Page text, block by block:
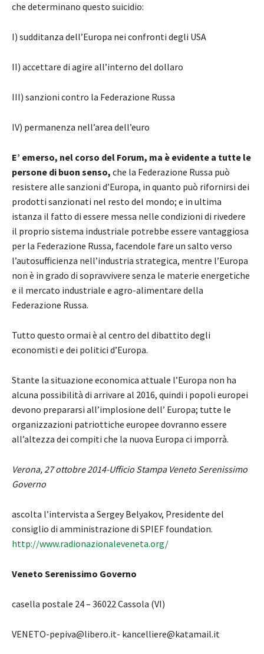
che determinano questo suicidio:
I) sudditanza dell’Europa nei confronti degli USA
II) accettare di agire all’interno del dollaro
III) sanzioni contro la Federazione Russa
IV) permanenza nell’area dell’euro
E’ emerso, nel corso del Forum, ma è evidente a tutte le
persone di buon senso, che la Federazione Russa può
resistere alle sanzioni d’Europa, in quanto può rifornirsi dei
prodotti sanzionati nel resto del mondo; e in ultima
istanza il fatto di essere messa nelle condizioni di rivedere
il proprio sistema industriale potrebbe essere vantaggiosa
per la Federazione Russa, facendole fare un salto verso
l’autosufficienza nell’industria strategica, mentre l’Europa
non è in grado di sopravvivere senza le materie energetiche
e il mercato industriale e agro-alimentare della
Federazione Russa.
Tutto questo ormai è al centro del dibattito degli
economisti e dei politici d’Europa.
Stante la situazione economica attuale l’Europa non ha
alcuna possibilità di arrivare al 2016, quindi i popoli europei
devono prepararsi all’implosione dell’ Europa; tutte le
organizzazioni patriottiche europee dovranno essere
all’altezza dei compiti che la nuova Europa ci imporrà.
Verona, 27 ottobre 2014-Ufficio Stampa Veneto Serenissimo
Governo
ascolta l’intervista a Sergey Belyakov, Presidente del
consiglio di amministrazione di SPIEF foundation.
http://www.radionazionaleveneta.org/
Veneto Serenissimo Governo
casella postale 24 – 36022 Cassola (VI)
VENETO-pepiva@libero.it- kancelliere@katamail.it